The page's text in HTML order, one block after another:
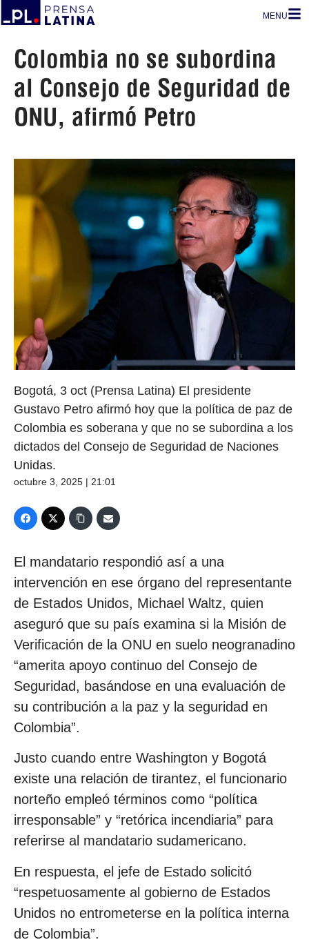
MENU
Colombia no se subordina
al Consejo de Seguridad de
ONU, afirmó Petro
Bogotá, 3 oct (Prensa Latina) El presidente
Gustavo Petro afirmó hoy que la política de paz de
Colombia es soberana y que no se subordina a los
dictados del Consejo de Seguridad de Naciones
Unidas.
octubre 3, 2025 | 21:01
El mandatario respondió así a una
intervención en ese órgano del representante
de Estados Unidos, Michael Waltz, quien
aseguró que su país examina si la Misión de
Verificación de la ONU en suelo neogranadino
“amerita apoyo continuo del Consejo de
Seguridad, basándose en una evaluación de
su contribución a la paz y la seguridad en
Colombia”.
Justo cuando entre Washington y Bogotá
existe una relación de tirantez, el funcionario
norteño empleó términos como “política
irresponsable” y “retórica incendiaria” para
referirse al mandatario sudamericano.
En respuesta, el jefe de Estado solicitó
“respetuosamente al gobierno de Estados
Unidos no entrometerse en la política interna
de Colombia”.